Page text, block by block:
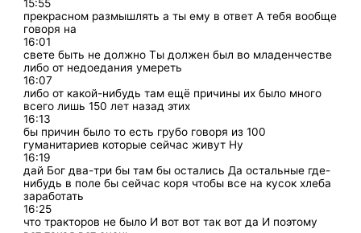
15:55
прекрасном размышлять а ты ему в ответ А тебя вообще
говоря на
16:01
свете быть не должно Ты должен был во младенчестве
либо от недоедания умереть
16:07
либо от какой-нибудь там ещё причины их было много
всего лишь 150 лет назад этих
16:13
бы причин было то есть грубо говоря из 100
гуманитариев которые сейчас живут Ну
16:19
дай Бог два-три бы там бы остались Да остальные где-
нибудь в поле бы сейчас коря чтобы все на кусок хлеба
заработать
16:25
что тракторов не было И вот вот так вот да И поэтому